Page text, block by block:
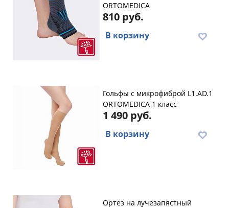
ORTOMEDICA
810 руб.
В корзину
Гольфы с микрофиброй L1.AD.1
ORTOMEDICA 1 класс
1 490 руб.
В корзину
Ортез на лучезапястный